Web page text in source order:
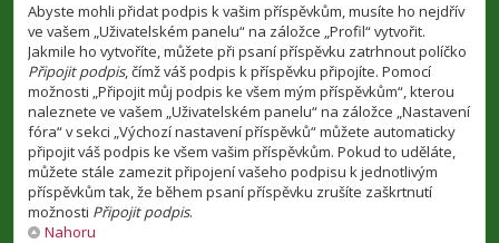
Abyste mohli přidat podpis k vašim příspěvkům, musíte ho nejdřív
ve vašem „Uživatelském panelu“ na záložce „Profil“ vytvořit.
Jakmile ho vytvoříte, můžete při psaní příspěvku zatrhnout políčko
Připojit podpis, čímž váš podpis k příspěvku připojíte. Pomocí
možnosti „Připojit můj podpis ke všem mým příspěvkům“, kterou
naleznete ve vašem „Uživatelském panelu“ na záložce „Nastavení
fóra“ v sekci „Výchozí nastavení příspěvků“ můžete automaticky
připojit váš podpis ke všem vašim příspěvkům. Pokud to uděláte,
můžete stále zamezit připojení vašeho podpisu k jednotlivým
příspěvkům tak, že během psaní příspěvku zrušíte zaškrtnutí
možnosti Připojit podpis.
Nahoru